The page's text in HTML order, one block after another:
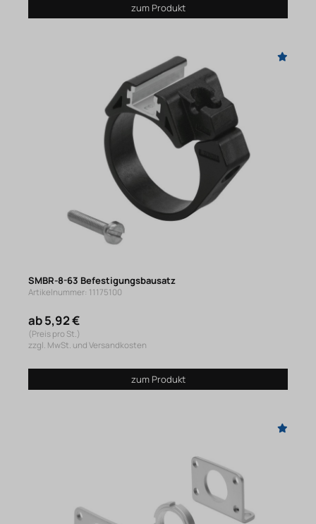
zum Produkt
SMBR-8-63 Befestigungsbausatz
Artikelnummer: 11175100
ab 5,92 €
(Preis pro St.)
zzgl. MwSt. und Versandkosten
zum Produkt